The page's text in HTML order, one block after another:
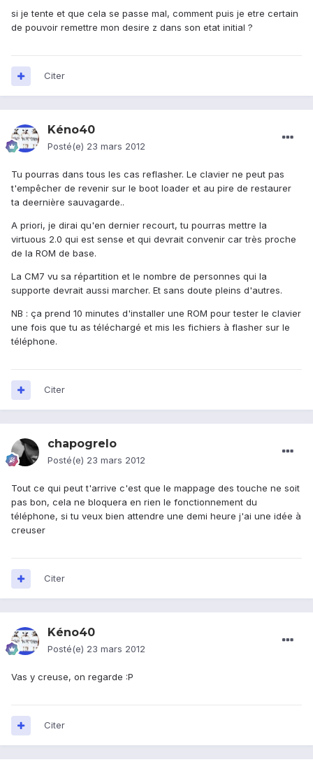
si je tente et que cela se passe mal, comment puis je etre certain
de pouvoir remettre mon desire z dans son etat initial ?
Citer
Kéno40
Posté(e) 23 mars 2012
Tu pourras dans tous les cas reflasher. Le clavier ne peut pas
t'empêcher de revenir sur le boot loader et au pire de restaurer
ta deernière sauvagarde..
A priori, je dirai qu'en dernier recourt, tu pourras mettre la
virtuous 2.0 qui est sense et qui devrait convenir car très proche
de la ROM de base.
La CM7 vu sa répartition et le nombre de personnes qui la
supporte devrait aussi marcher. Et sans doute pleins d'autres.
NB : ça prend 10 minutes d'installer une ROM pour tester le clavier
une fois que tu as téléchargé et mis les fichiers à flasher sur le
téléphone.
Citer
chapogrelo
Posté(e) 23 mars 2012
Tout ce qui peut t'arrive c'est que le mappage des touche ne soit
pas bon, cela ne bloquera en rien le fonctionnement du
téléphone, si tu veux bien attendre une demi heure j'ai une idée à
creuser
Citer
Kéno40
Posté(e) 23 mars 2012
Vas y creuse, on regarde :P
Citer